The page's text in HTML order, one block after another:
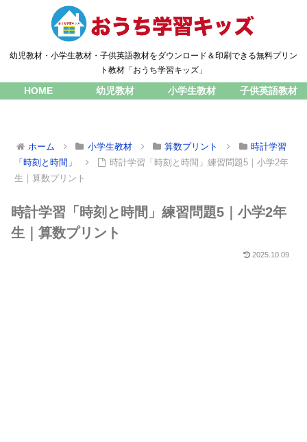
幼児教材・小学生教材・子供英語教材をダウンロード＆印刷できる無料プリン
ト教材「おうち学習キッズ」
HOME 幼児教材 小学生教材 子供英語教材
ホーム 小学生教材 算数プリント
時計学習
「時刻と時間」
時計学習「時刻と時間」練習問題5｜小学2年
生｜算数プリント
時計学習「時刻と時間」練習問題5｜小学2年
生｜算数プリント
2025.10.09